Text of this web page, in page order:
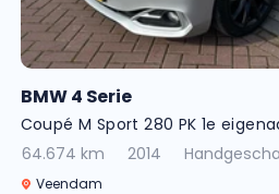
BMW 4 Serie
Coupé M Sport 280 PK 1e
Sport
64.674 km 2014
Veendam